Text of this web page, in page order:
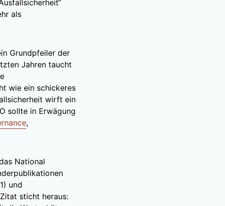
als
Grundpfeiler der
Jahren taucht
wie ein schickeres
wirft ein
sollte in Erwägung
,
National
1) und
sticht heraus: